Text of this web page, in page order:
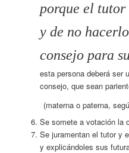
porque el tutor
y de no
consejo para
esta persona deberá ser
consejo, que sean
(materna o paterna,
Se somete a votación la
Se juramentan el tutor y
y explicándoles sus